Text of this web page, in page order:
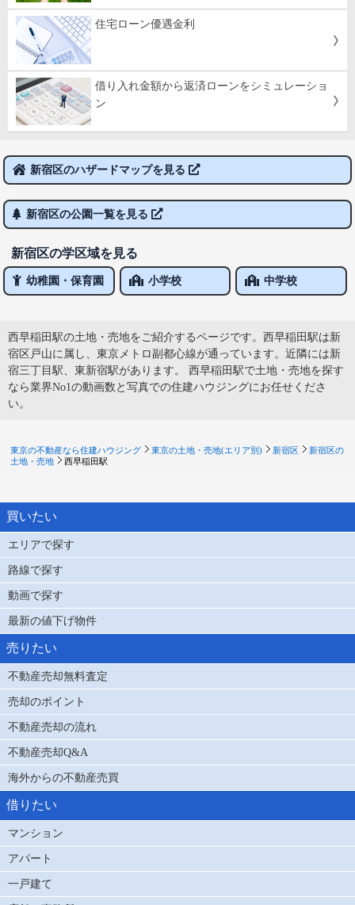
住宅ローン優遇金利
借り入れ金額から返済ローンをシミュレーショ
ン
新宿区のハザードマップを見る
新宿区の公園一覧を見る
新宿区の学区域を見る
幼稚園・保育園 小学校 中学校
西早稲田駅の土地・売地をご紹介するページです。西早稲田駅は新
宿区戸山に属し、東京メトロ副都心線が通っています。近隣には新
宿三丁目駅、東新宿駅があります。 西早稲田駅で土地・売地を探す
なら業界No1の動画数と写真での住建ハウジングにお任せくださ
い。
東京の不動産なら住建ハウジング 東京の土地・売地(エリア別) 新宿区
新宿区の
土地・売地
西早稲田駅
買いたい
エリアで探す
路線で探す
動画で探す
最新の値下げ物件
売りたい
不動産売却無料査定
売却のポイント
不動産売却の流れ
不動産売却Q&A
海外からの不動産売買
借りたい
マンション
アパート
一戸建て